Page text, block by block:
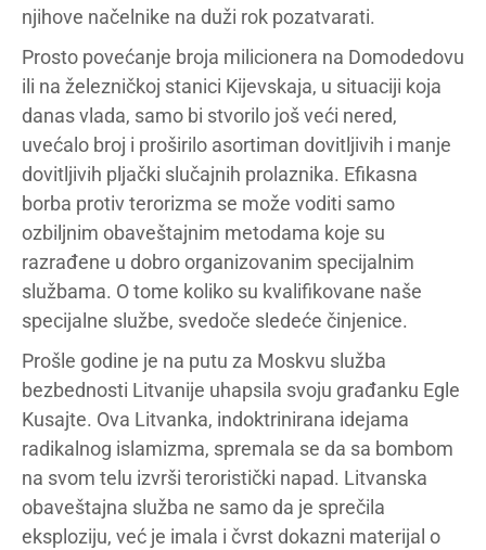
njihove načelnike na duži rok pozatvarati.
Prosto povećanje broja milicionera na Domodedovu
ili na železničkoj stanici Kijevskaja, u situaciji koja
danas vlada, samo bi stvorilo još veći nered,
uvećalo broj i proširilo asortiman dovitljivih i manje
dovitljivih pljački slučajnih prolaznika. Efikasna
borba protiv terorizma se može voditi samo
ozbiljnim obaveštajnim metodama koje su
razrađene u dobro organizovanim specijalnim
službama. O tome koliko su kvalifikovane naše
specijalne službe, svedoče sledeće činjenice.
Prošle godine je na putu za Moskvu služba
bezbednosti Litvanije uhapsila svoju građanku Egle
Kusajte. Ova Litvanka, indoktrinirana idejama
radikalnog islamizma, spremala se da sa bombom
na svom telu izvrši teroristički napad. Litvanska
obaveštajna služba ne samo da je sprečila
eksploziju, već je imala i čvrst dokazni materijal o